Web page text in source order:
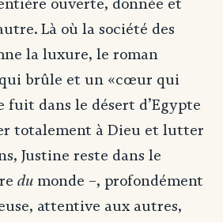
ouverte, donnée et
Là où la société des
la luxure, le roman
brûle et un «cœur qui
fuit dans le désert d’Egypte
totalement à Dieu et lutter
Justine reste dans le
du monde –, profondément
attentive aux autres,